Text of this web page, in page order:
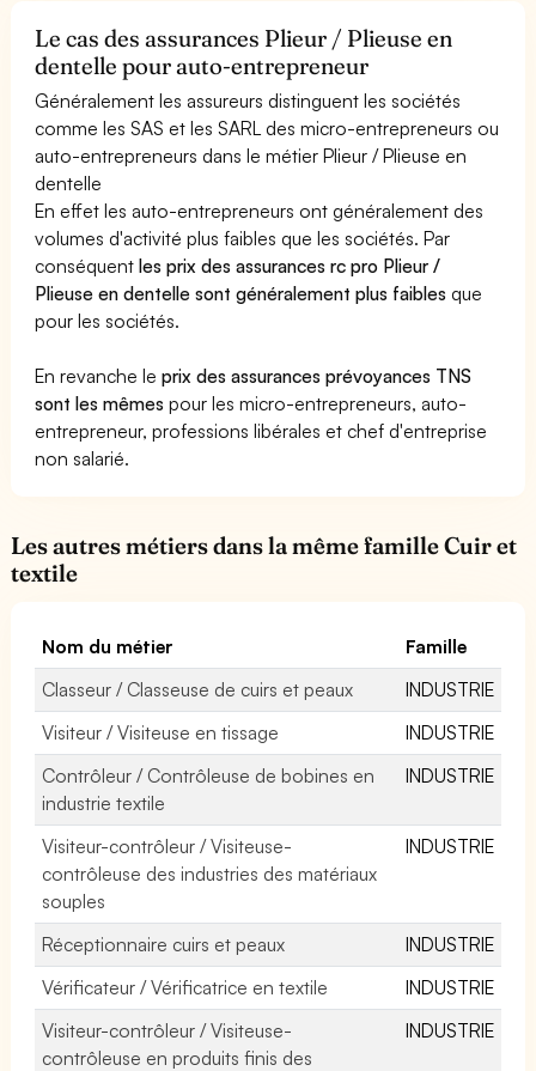
Le cas des assurances Plieur / Plieuse en
dentelle pour auto-entrepreneur
Généralement les assureurs distinguent les sociétés
comme les SAS et les SARL des micro-entrepreneurs ou
auto-entrepreneurs dans le métier Plieur / Plieuse en
dentelle
En effet les auto-entrepreneurs ont généralement des
volumes d'activité plus faibles que les sociétés. Par
conséquentles prix des assurances rc pro Plieur /
Plieuse en dentelle sont généralement plus faibles que
pour les sociétés.
En revanche leprix des assurances prévoyances TNS
sont les mêmes pour les micro-entrepreneurs, auto-
entrepreneur, professions libérales et chef d'entreprise
non salarié.
Les autres métiers dans la même famille Cuir et
textile
Nom du métier
Famille
Classeur / Classeuse de cuirs et peaux
INDUSTRIE
Visiteur / Visiteuse en tissage
INDUSTRIE
Contrôleur / Contrôleuse de bobines en
industrie textile
INDUSTRIE
Visiteur-contrôleur / Visiteuse-
contrôleuse des industries des matériaux
souples
INDUSTRIE
Réceptionnaire cuirs et peaux
INDUSTRIE
Vérificateur / Vérificatrice en textile
INDUSTRIE
Visiteur-contrôleur / Visiteuse-
contrôleuse en produits finis des
INDUSTRIE